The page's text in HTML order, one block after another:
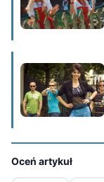
Oceń artykuł